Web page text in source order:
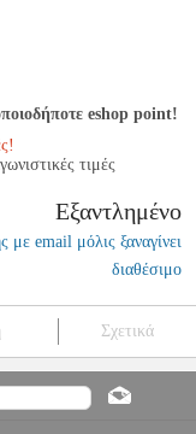
eshop point!
τιμές
Εξαντλημένο
email μόλις ξαναγίνει
διαθέσιμο
Σχετικά
ΜΠΑΤΑΡΙΑ